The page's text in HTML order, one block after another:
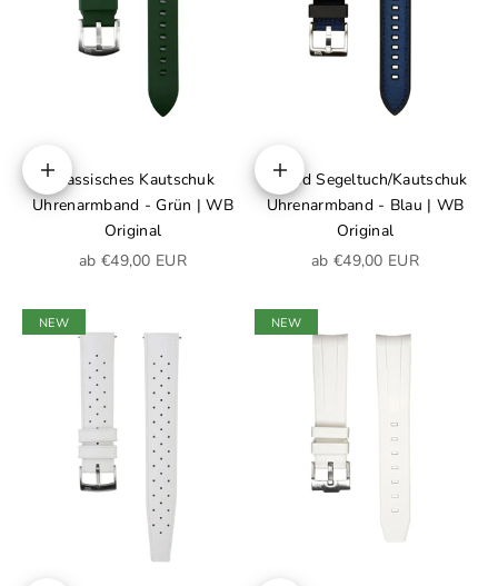
Optionen auswählen
Klassisches Kautschuk
Uhrenarmband - Grün | WB
Original
Angebot
ab €49,00 EUR
Optionen auswählen
Hybrid Segeltuch/Kautschuk
Uhrenarmband - Blau | WB
Original
Angebot
ab €49,00 EUR
NEW NEW